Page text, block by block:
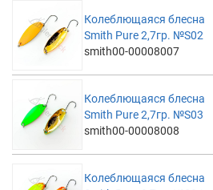
Колеблющаяся блесна
Smith Pure 2,7гр. №S02
smith00-00008007
Колеблющаяся блесна
Smith Pure 2,7гр. №S03
smith00-00008008
Колеблющаяся блесна